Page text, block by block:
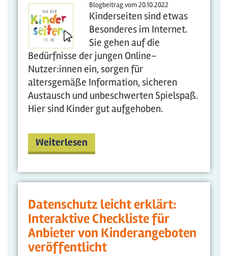
Blogbeitrag vom20.10.2022
Kinderseiten sind etwas
Besonderes im Internet.
Sie gehen auf die
Bedürfnisse der jungen Online-
Nutzer:innen ein, sorgen für
altersgemäße Information, sicheren
Austausch und unbeschwerten Spielspaß.
Hier sind Kinder gut aufgehoben.
Weiterlesen
Datenschutz leicht erklärt:
Interaktive Checkliste für
Anbieter von Kinderangeboten
veröffentlicht